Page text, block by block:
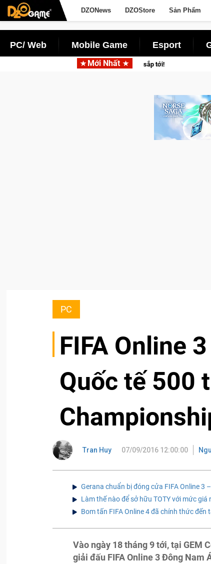
DZONews DZOStore Sản Phẩm
PC/ Web Mobile Game Esport
Mới NhấtCFVL 2026 Mùa 2 khép lại với
PC
FIFA Online
Quốc tế 500
Tran Huy 07/09/2016 12:00:00
Gerana chuẩn bị đóng cửa FIFA Online 3
Làm thế nào để sở hữu TOTY với mức giá
Bom tấn FIFA Online 4 đã chính thức đến
Vào ngày 18 tháng 9 tới, tại GEM
giải đấu FIFA Online 3 Đông Nam